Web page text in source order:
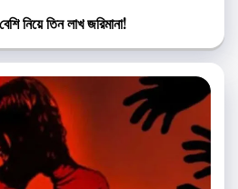
নিয়ে তিন লাখ জরিমানা!